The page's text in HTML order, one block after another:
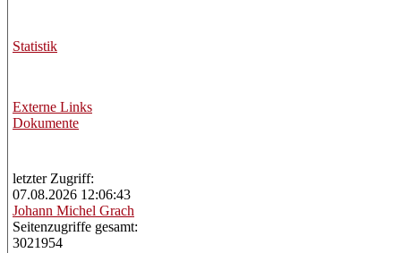
Statistik
Externe Links
Dokumente
letzter Zugriff:
07.08.2026 12:06:43
Johann Michel Grach
Seitenzugriffe gesamt:
3021954